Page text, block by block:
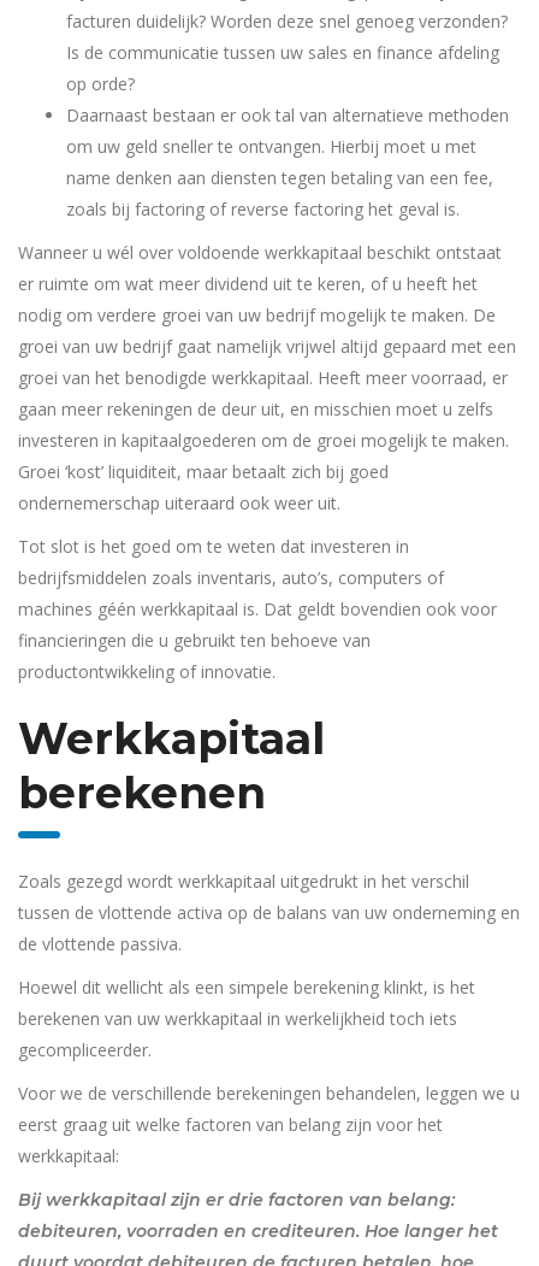
facturen duidelijk? Worden deze snel genoeg verzonden?
Is de communicatie tussen uw sales en finance afdeling
op orde?
Daarnaast bestaan er ook tal van alternatieve methoden
om uw geld sneller te ontvangen. Hierbij moet u met
name denken aan diensten tegen betaling van een fee,
zoals bij factoring of reverse factoring het geval is.
Wanneer u wél over voldoende werkkapitaal beschikt ontstaat
er ruimte om wat meer dividend uit te keren, of u heeft het
nodig om verdere groei van uw bedrijf mogelijk te maken. De
groei van uw bedrijf gaat namelijk vrijwel altijd gepaard met een
groei van het benodigde werkkapitaal. Heeft meer voorraad, er
gaan meer rekeningen de deur uit, en misschien moet u zelfs
investeren in kapitaalgoederen om de groei mogelijk te maken.
Groei ‘kost’ liquiditeit, maar betaalt zich bij goed
ondernemerschap uiteraard ook weer uit.
Tot slot is het goed om te weten dat investeren in
bedrijfsmiddelen zoals inventaris, auto’s, computers of
machines géén werkkapitaal is. Dat geldt bovendien ook voor
financieringen die u gebruikt ten behoeve van
productontwikkeling of innovatie.
Werkkapitaal
berekenen
Zoals gezegd wordt werkkapitaal uitgedrukt in het verschil
tussen de vlottende activa op de balans van uw onderneming en
de vlottende passiva.
Hoewel dit wellicht als een simpele berekening klinkt, is het
berekenen van uw werkkapitaal in werkelijkheid toch iets
gecompliceerder.
Voor we de verschillende berekeningen behandelen, leggen we u
eerst graag uit welke factoren van belang zijn voor het
werkkapitaal:
Bij werkkapitaal zijn er drie factoren van belang:
debiteuren, voorraden en crediteuren. Hoe langer het